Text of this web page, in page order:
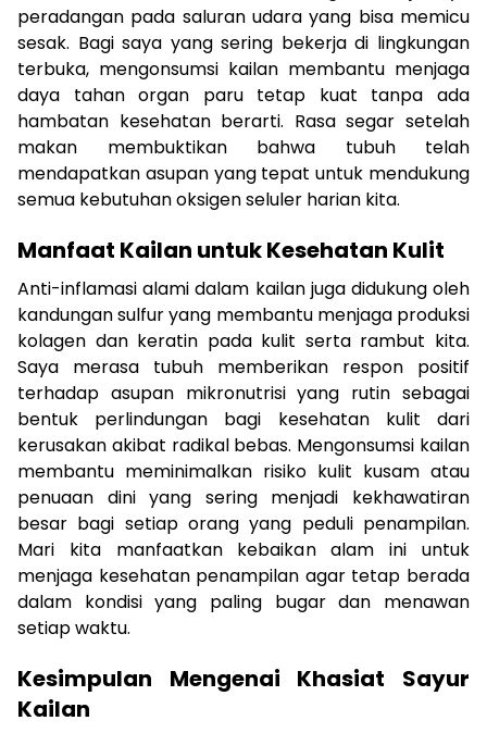
peradangan pada saluran udara yang bisa memicu
sesak. Bagi saya yang sering bekerja di lingkungan
terbuka, mengonsumsi kailan membantu menjaga
daya tahan organ paru tetap kuat tanpa ada
hambatan kesehatan berarti. Rasa segar setelah
makan membuktikan bahwa tubuh telah
mendapatkan asupan yang tepat untuk mendukung
semua kebutuhan oksigen seluler harian kita.
Manfaat Kailan untuk Kesehatan Kulit
Anti-inflamasi alami dalam kailan juga didukung oleh
kandungan sulfur yang membantu menjaga produksi
kolagen dan keratin pada kulit serta rambut kita.
Saya merasa tubuh memberikan respon positif
terhadap asupan mikronutrisi yang rutin sebagai
bentuk perlindungan bagi kesehatan kulit dari
kerusakan akibat radikal bebas. Mengonsumsi kailan
membantu meminimalkan risiko kulit kusam atau
penuaan dini yang sering menjadi kekhawatiran
besar bagi setiap orang yang peduli penampilan.
Mari kita manfaatkan kebaikan alam ini untuk
menjaga kesehatan penampilan agar tetap berada
dalam kondisi yang paling bugar dan menawan
setiap waktu.
Kesimpulan Mengenai Khasiat Sayur
Kailan